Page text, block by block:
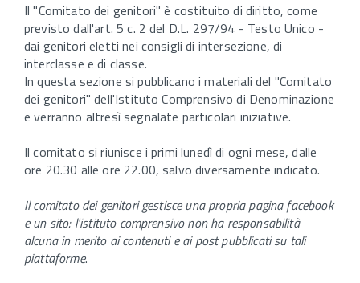
Il "Comitato dei genitori" è costituito di diritto, come
previsto dall'art. 5 c. 2 del D.L. 297/94 - Testo Unico -
dai genitori eletti nei consigli di intersezione, di
interclasse e di classe.
In questa sezione si pubblicano i materiali del "Comitato
dei genitori" dell'Istituto Comprensivo di Denominazione
e verranno altresì segnalate particolari iniziative.
Il comitato si riunisce i primi lunedì di ogni mese, dalle
ore 20.30 alle ore 22.00, salvo diversamente indicato.
Il comitato dei genitori gestisce una propria pagina facebook
e un sito: l'istituto comprensivo non ha responsabilità
alcuna in merito ai contenuti e ai post pubblicati su tali
piattaforme.